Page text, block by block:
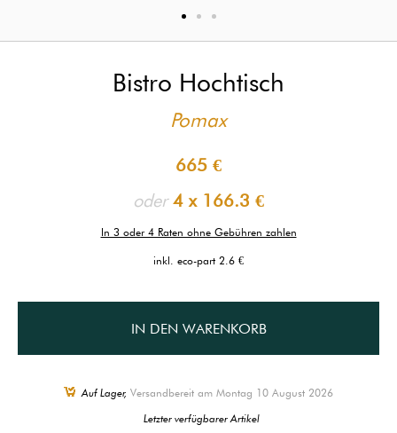
Bistro Hochtisch
Pomax
665 €
oder4 x 166.3 €
In 3 oder 4 Raten ohne Gebühren zahlen
inkl. eco-part 2.6 €
IN DEN WARENKORB
Auf Lager, Versandbereit am Montag 10 August 2026
Letzter verfügbarer Artikel